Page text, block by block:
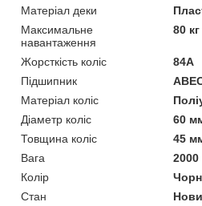
Разрешите сайту
отправлять вам
Матеріал деки
Максимальне
навантаження
80 кг
Жорсткість коліс
84А
Підшипник
Матеріал коліс
Діаметр коліс
60
Товщина коліс
45
Вага
2000
Колір
Стан